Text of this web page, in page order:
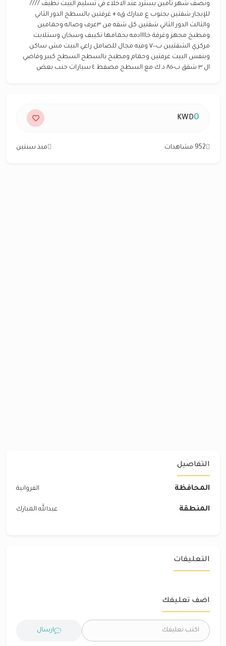
ونصف شهر تأمين يسترد عند الاخلاء في تسليم البيت نظيف ////
للإيجار شقتين بجنوب ع مبارك ق٥ + غرفتين بالسطح الدور الثاني
والثالث الدور الثاني شقتين كل شقه من ٣غرف وصاله وحمامين
ومطبخ مجهز وغرفة خاااادمه بحمامها تكييف وسخان وستلايت
مركزي الشقتيين ب٧٠٠ وفيه مجال للصامل راعي البيت مش ساكن
وبنفس البيت غرفتين وحمام ومطبخ بالسطح السطح كبير وفاضي
ال ٣ شقق ب٨٥٠ د.ك مع السطح مصفط ٤ سيارات جنب بعض
0
KWD
952 مشاهدات منذ سنتين
التفاصيل
المحافظة الفروانية
المنطقة عبدالله المبارك
التعليقات
اضف تعليقك
ارسال